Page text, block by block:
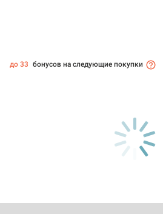
до 33 бонусов на следующие покупки